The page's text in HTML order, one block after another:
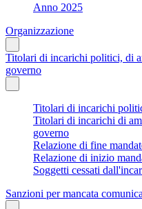
Anno 2025
Organizzazione
Titolari di incarichi politici, di
governo
Titolari di incarichi
Titolari di incarichi di
governo
Relazione di fine
Relazione di inizio
Soggetti cessati
Sanzioni per mancata